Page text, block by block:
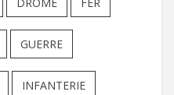
GUERRE
INFANTERIE